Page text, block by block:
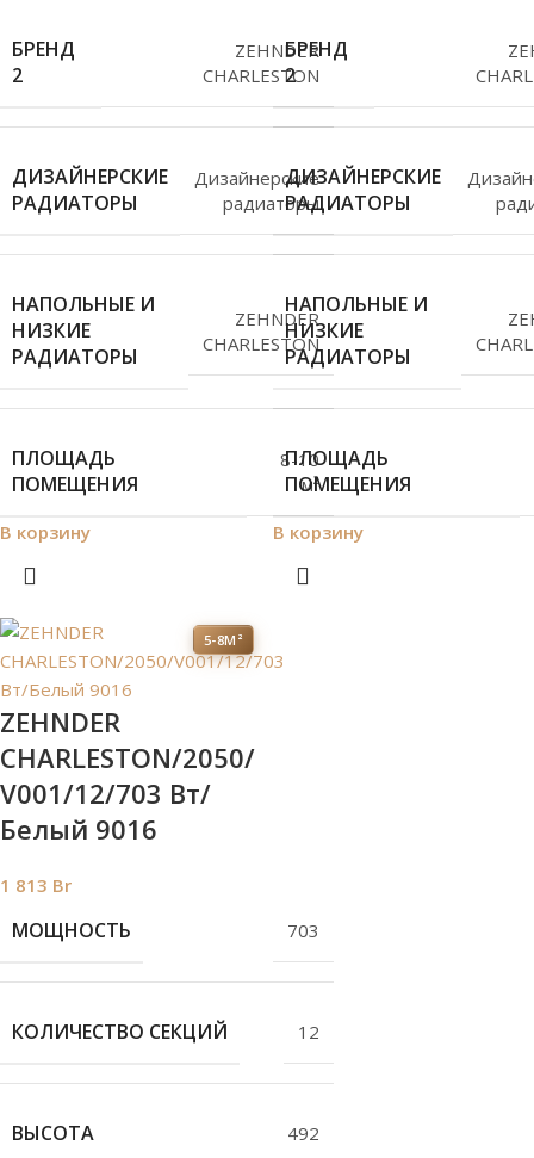
БРЕНД
2
ZEHNDER
CHARLESTON
ДИЗАЙНЕРСКИЕ
РАДИАТОРЫ
Дизайнерские
радиаторы
НАПОЛЬНЫЕ И
НИЗКИЕ
РАДИАТОРЫ
ZEHNDER
CHARLESTON
ПЛОЩАДЬ
ПОМЕЩЕНИЯ
8-10
м²
В корзину
БРЕНД
2
ДИЗАЙНЕРСКИЕ
РАДИАТОРЫ
НАПОЛЬНЫЕ И
НИЗКИЕ
РАДИАТОРЫ
ПЛОЩАДЬ
ПОМЕЩЕНИЯ
В корзину
5-8М²
ZEHNDER
CHARLESTON/2050/
V001/12/703 Вт/
Белый 9016
1 813 Br
МОЩНОСТЬ 703
КОЛИЧЕСТВО СЕКЦИЙ 12
ВЫСОТА 492